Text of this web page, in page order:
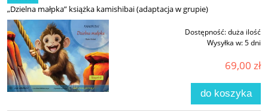
„Dzielna małpka” książka kamishibai (adaptacja w grupie)
Dostępność:duża ilość
Wysyłka w:5 dni
69,00 zł
do koszyka